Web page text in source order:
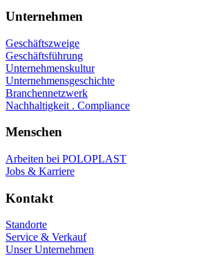
Unternehmen
Geschäftszweige
Geschäftsführung
Unternehmenskultur
Unternehmensgeschichte
Branchennetzwerk
Nachhaltigkeit . Compliance
Menschen
Arbeiten bei POLOPLAST
Jobs & Karriere
Kontakt
Standorte
Service & Verkauf
Unser Unternehmen